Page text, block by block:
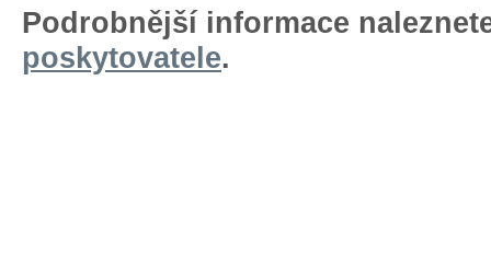
Podrobnější informace
poskytovatele.